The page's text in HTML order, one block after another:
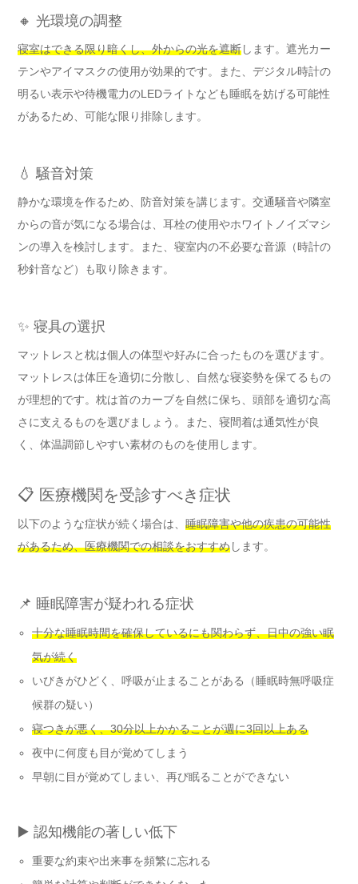
🔸 光環境の調整
寝室はできる限り暗くし、外からの光を遮断します。遮光カー
テンやアイマスクの使用が効果的です。また、デジタル時計の
明るい表示や待機電力のLEDライトなども睡眠を妨げる可能性
があるため、可能な限り排除します。
💧 騒音対策
静かな環境を作るため、防音対策を講じます。交通騒音や隣室
からの音が気になる場合は、耳栓の使用やホワイトノイズマシ
ンの導入を検討します。また、寝室内の不必要な音源（時計の
秒針音など）も取り除きます。
✨ 寝具の選択
マットレスと枕は個人の体型や好みに合ったものを選びます。
マットレスは体圧を適切に分散し、自然な寝姿勢を保てるもの
が理想的です。枕は首のカーブを自然に保ち、頭部を適切な高
さに支えるものを選びましょう。また、寝間着は通気性が良
く、体温調節しやすい素材のものを使用します。
📋 医療機関を受診すべき症状
以下のような症状が続く場合は、 睡眠障害や他の疾患の可能性
があるため、医療機関での相談をおすすめします。
📌 睡眠障害が疑われる症状
十分な睡眠時間を確保しているにも関わらず、日中の強い眠
気が続く
いびきがひどく、呼吸が止まることがある（睡眠時無呼吸症
候群の疑い）
寝つきが悪く、30分以上かかることが週に3回以上ある
夜中に何度も目が覚めてしまう
早朝に目が覚めてしまい、再び眠ることができない
▶️ 認知機能の著しい低下
重要な約束や出来事を頻繁に忘れる